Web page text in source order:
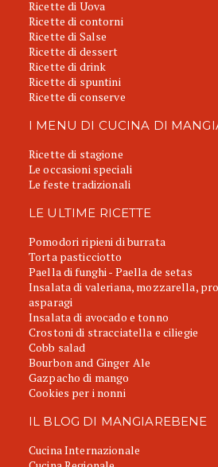
Ricette di Uova
Ricette di contorni
Ricette di Salse
Ricette di dessert
Ricette di drink
Ricette di spuntini
Ricette di conserve
I MENU DI CUCINA DI
Ricette di stagione
Le occasioni speciali
Le feste tradizionali
LE ULTIME RICETTE
Pomodori ripieni di burrata
Torta pasticciotto
Paella di funghi - Paella de setas
Insalata di valeriana, mozzarella,
asparagi
Insalata di avocado e tonno
Crostoni di stracciatella e ciliegie
Cobb salad
Bourbon and Ginger Ale
Gazpacho di mango
Cookies per i nonni
IL BLOG DI MANGIAREBENE
Cucina Internazionale